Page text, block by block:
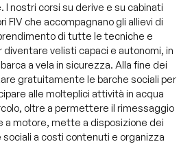
I nostri corsi su derive e su cabinati
FIV che accompagnano gli allievi di
di tutte le tecniche e
velisti capaci e autonomi, in
a vela in sicurezza. Alla fine dei
gratuitamente le barche sociali per
alle molteplici attività in acqua
oltre a permettere il rimessaggio
a motore, mette a disposizione dei
sociali a costi contenuti e organizza